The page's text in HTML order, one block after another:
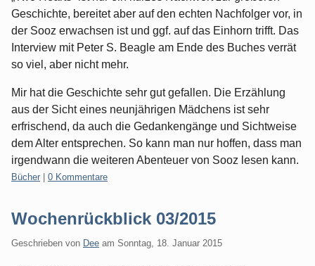
Geschichte, bereitet aber auf den echten Nachfolger vor, in
der Sooz erwachsen ist und ggf. auf das Einhorn trifft. Das
Interview mit Peter S. Beagle am Ende des Buches verrät
so viel, aber nicht mehr.
Mir hat die Geschichte sehr gut gefallen. Die Erzählung
aus der Sicht eines neunjährigen Mädchens ist sehr
erfrischend, da auch die Gedankengänge und Sichtweise
dem Alter entsprechen. So kann man nur hoffen, dass man
irgendwann die weiteren Abenteuer von Sooz lesen kann.
Kategorien:
Bücher 0 Kommentare
Wochenrückblick 03/2015
Geschrieben von Dee am Sonntag, 18. Januar 2015